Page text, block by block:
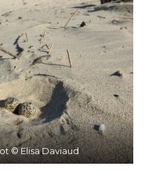
© Elisa Daviaud